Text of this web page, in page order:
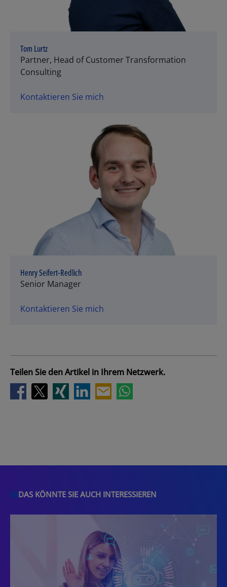
Tom Lurtz
Partner, Head of Customer Transformation
Consulting
Kontaktieren Sie mich
Henry Seifert-Redlich
Senior Manager
Kontaktieren Sie mich
Teilen Sie den Artikel in Ihrem Netzwerk.
DAS KÖNNTE SIE AUCH INTERESSIEREN